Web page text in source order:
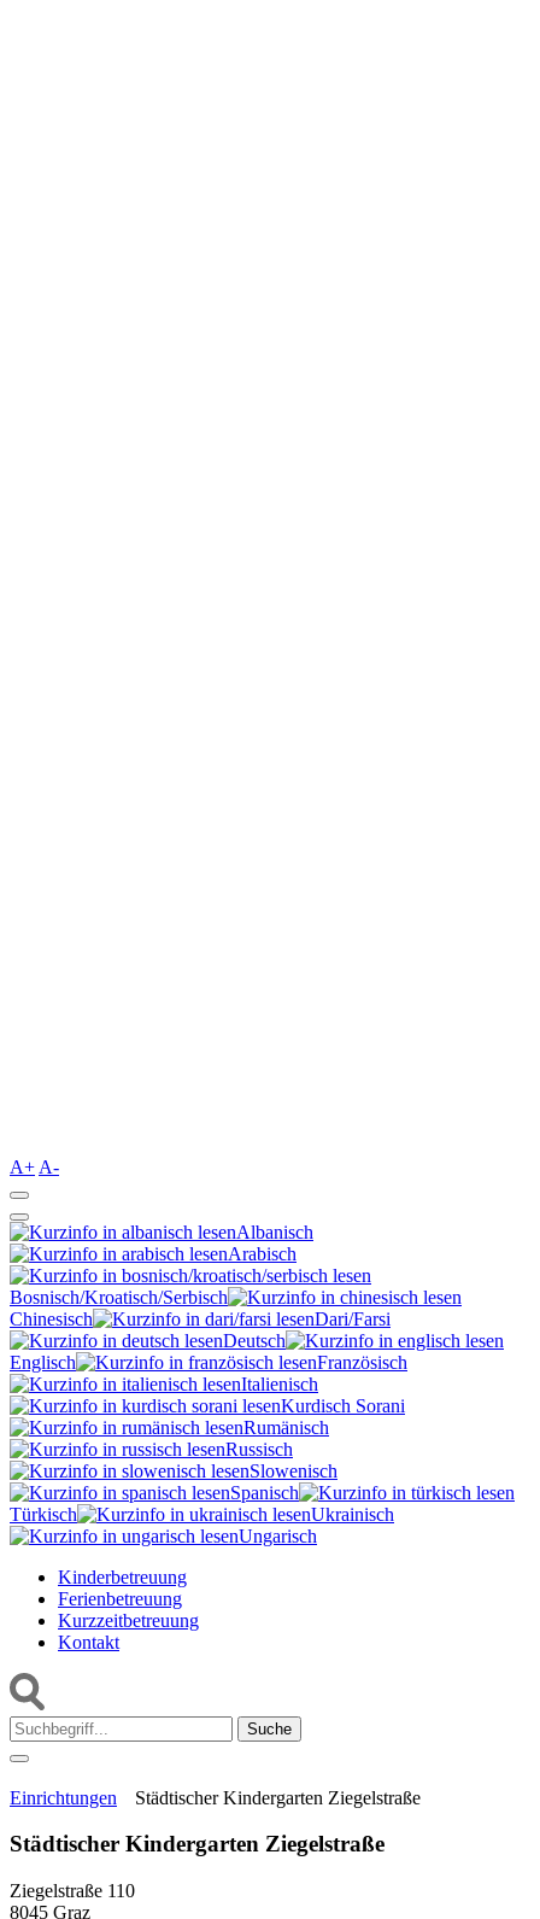
A+ A-
Albanisch
Arabisch
Bosnisch/Kroatisch/Serbisch
Chinesisch
Dari/Farsi
Deutsch
Englisch
Französisch
Italienisch
Kurdisch Sorani‎
Rumänisch
Russisch
Slowenisch
Spanisch
Türkisch
Ukrainisch
Ungarisch
Kinderbetreuung
Ferienbetreuung
Kurzzeitbetreuung
Kontakt
Suche:
Einrichtungen Städtischer Kindergarten Ziegelstraße
Städtischer Kindergarten Ziegelstraße
Ziegelstraße 110
8045 Graz